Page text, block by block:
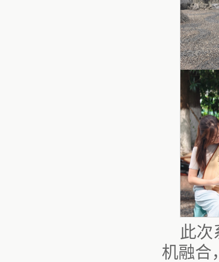
此次
机融合